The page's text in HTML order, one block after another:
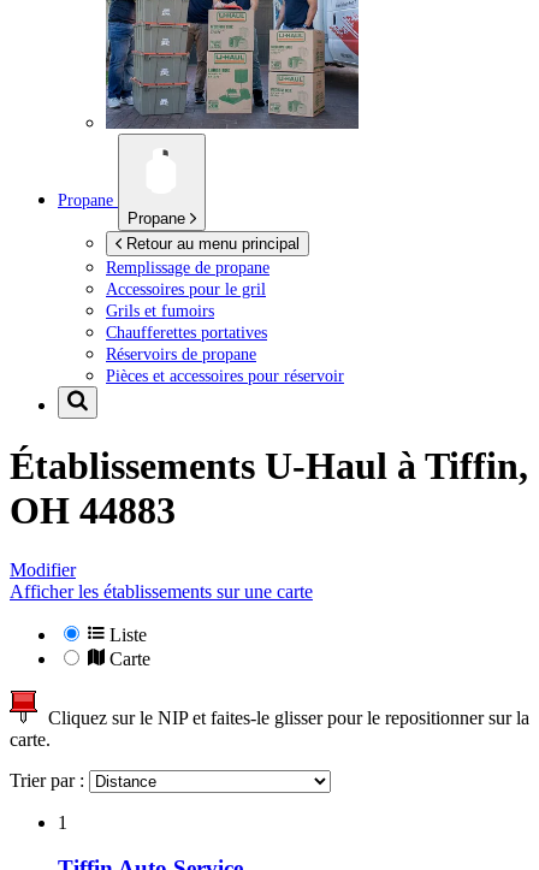
Propane
Propane
Retour au menu principal
Remplissage de propane
Accessoires pour le gril
Grils et fumoirs
Chaufferettes portatives
Réservoirs de propane
Pièces et accessoires pour réservoir
Établissements U-Haul à Tiffin,
OH 44883
Modifier
Afficher les établissements sur une carte
Liste
Carte
Cliquez sur le NIP et faites-le glisser pour le repositionner sur la
carte.
Trier par :
1